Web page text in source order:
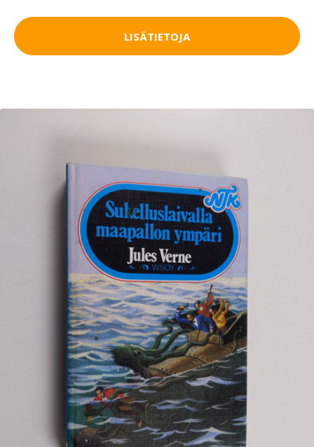
LISÄTIETOJA